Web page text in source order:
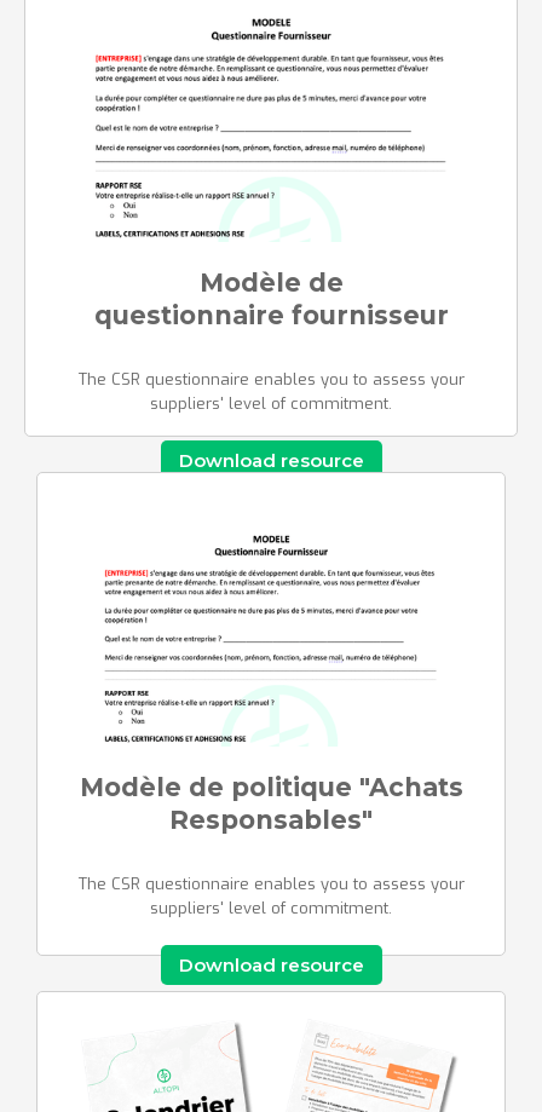
Modèle de
questionnaire fournisseur
The CSR questionnaire enables you to assess your
suppliers' level of commitment.
Download resource
Modèle de politique "Achats
Responsables"
The CSR questionnaire enables you to assess your
suppliers' level of commitment.
Download resource